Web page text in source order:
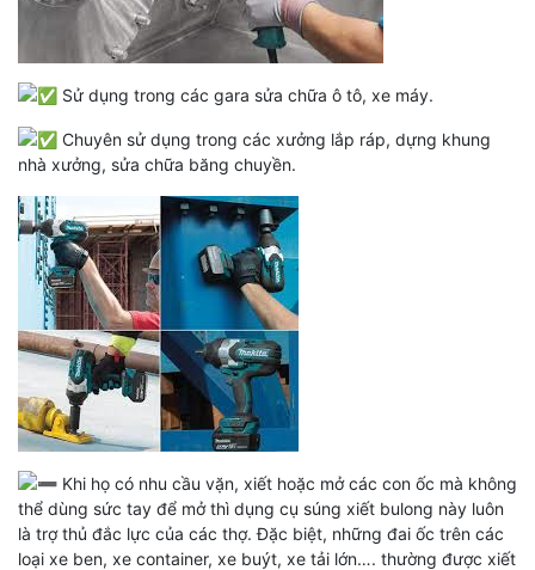
Sử dụng trong các gara sửa chữa ô tô, xe máy.
Chuyên sử dụng trong các xưởng lắp ráp, dựng khung
nhà xưởng, sửa chữa băng chuyền.
Khi họ có nhu cầu vặn, xiết hoặc mở các con ốc mà không
thể dùng sức tay để mở thì dụng cụ súng xiết bulong này luôn
là trợ thủ đắc lực của các thợ. Đặc biệt, những đai ốc trên các
loại xe ben, xe container, xe buýt, xe tải lớn…. thường được xiết